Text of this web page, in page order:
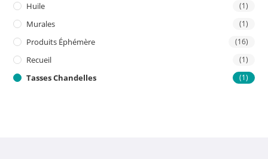
Huile (1)
Murales (1)
Produits Éphémère (16)
Recueil (1)
Tasses Chandelles (1)